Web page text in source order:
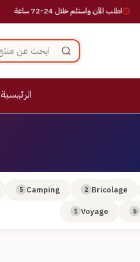
اطلب الآن واستلم خلال 24-72 ساعة
الرئيسية
Bricolage
2
Camping
5
5
Voyage
1